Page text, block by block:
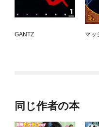
GANTZ マッ
同じ作者の本